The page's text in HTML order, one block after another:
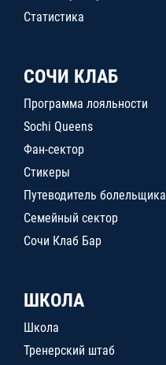
Статистика
СОЧИ КЛАБ
Программа лояльности
Sochi Queens
Фан-сектор
Стикеры
Путеводитель болельщика
Семейный сектор
Сочи Клаб Бар
ШКОЛА
Школа
Тренерский штаб